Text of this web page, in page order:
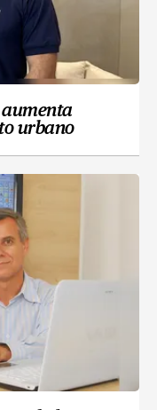
aumenta
urbano